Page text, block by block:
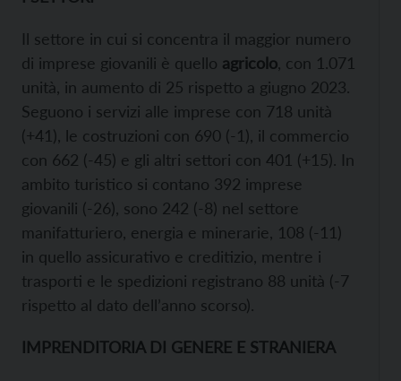
Il settore in cui si concentra il maggior numero
di imprese giovanili è quello agricolo , con 1.071
unità, in aumento di 25 rispetto a giugno 2023.
Seguono i servizi alle imprese con 718 unità
(+41), le costruzioni con 690 (-1), il commercio
con 662 (-45) e gli altri settori con 401 (+15). In
ambito turistico si contano 392 imprese
giovanili (-26), sono 242 (-8) nel settore
manifatturiero, energia e minerarie, 108 (-11)
in quello assicurativo e creditizio, mentre i
trasporti e le spedizioni registrano 88 unità (-7
rispetto al dato dell’anno scorso).
IMPRENDITORIA DI GENERE E STRANIERA